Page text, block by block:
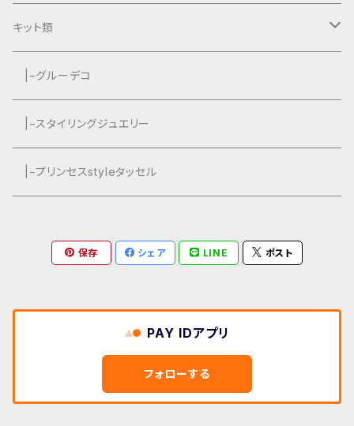
キット類
グルーデコ
|−グルーデコ
|−スタイリングジュエリー
|−プリンセスstyleタッセル
保存 シェア LINE ポスト
PAY IDアプリ
フォローする